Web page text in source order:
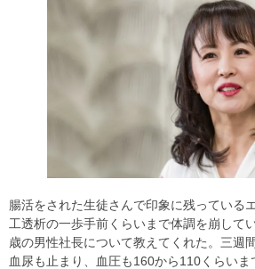
腸活をされた生徒さんで印象に残っている
工透析の一歩手前くらいまで体調を崩して
歳の男性社長について教えてくれた。三週
血尿も止まり、血圧も160から110くらい